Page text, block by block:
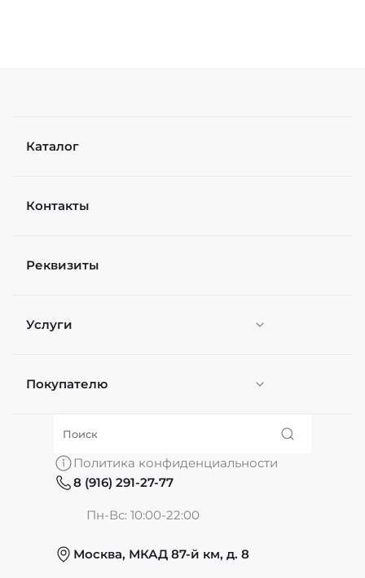
Каталог
Контакты
Реквизиты
Услуги
Персонификация
Покупателю
О нас
Обмен и возврат
Политика конфиденциальности
8 (916) 291-27-77
Пн-Вс: 10:00-22:00
Москва, МКАД 87-й км, д. 8